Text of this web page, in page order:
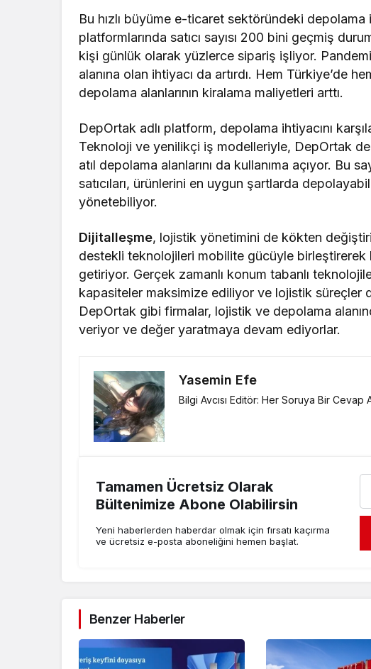
Bu hızlı büyüme e-ticaret sektöründeki depolama
platformlarında satıcı sayısı 200 bini geçmiş
kişi günlük olarak yüzlerce sipariş işliyor.
alanına olan ihtiyacı da artırdı. Hem Türkiye’de
depolama alanlarının kiralama maliyetleri arttı.
DepOrtak adlı platform, depolama ihtiyacını
Teknoloji ve yenilikçi iş modelleriyle, DepOrtak
atıl depolama alanlarını da kullanıma açıyor.
satıcıları, ürünlerini en uygun şartlarda
yönetebiliyor.
Dijitalleşme, lojistik yönetimini de kökten
destekli teknolojileri mobilite gücüyle
getiriyor. Gerçek zamanlı konum tabanlı
kapasiteler maksimize ediliyor ve lojistik süreçler
DepOrtak gibi firmalar, lojistik ve depolama
veriyor ve değer yaratmaya devam ediyorlar.
Yasemin Efe
Bilgi Avcısı Editör: Her Soruya Bir Cevap
Tamamen Ücretsiz Olarak
Bültenimize Abone Olabilirsin
Yeni haberlerden haberdar olmak için fırsatı kaçırma
ve ücretsiz e-posta aboneliğini hemen başlat.
Benzer Haberler